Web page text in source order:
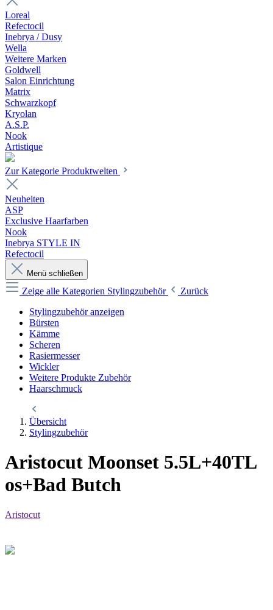
Loreal
Refectocil
Inebrya / Dusy
Wella
Weitere Marken
Goldwell
Salon Einrichtung
Matrix
Schwarzkopf
Kryolan
A.S.P.
Nook
Artistique
Zur Kategorie Produktwelten
Neuheiten
ASP
Exclusive Haarfarben
Nook
Inebrya STYLE IN
Refectocil
Menü schließen
Zeige alle Kategorien Stylingzubehör
Zurück
Stylingzubehör anzeigen
Bürsten
Kämme
Scheren
Rasiermesser
Wickler
Weitere Produkte Zubehör
Haarschmuck
Übersicht
Stylingzubehör
Aristocut Moonset 5.5L+40TL
os+Bad Butch
Aristocut